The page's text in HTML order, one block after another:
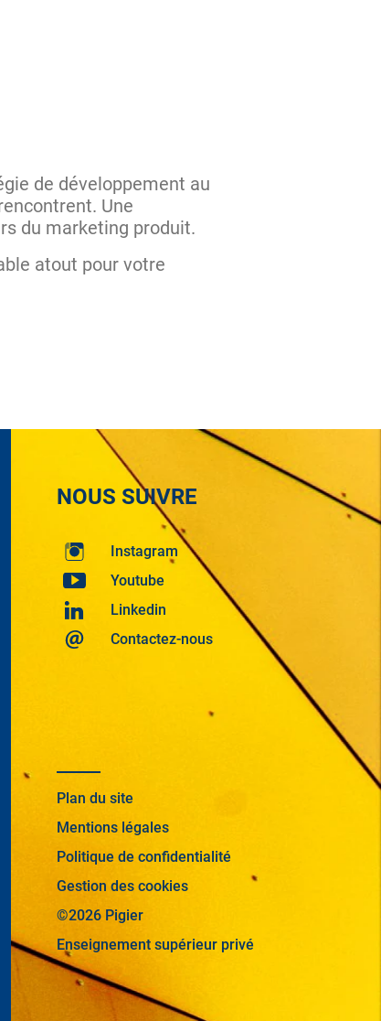
de développement au
Une
du marketing produit.
atout pour votre
NOUS SUIVRE
Instagram
Youtube
Linkedin
Contactez-nous
Plan du site
Mentions légales
Politique de confidentialité
Gestion des cookies
©2026 Pigier
Enseignement supérieur privé